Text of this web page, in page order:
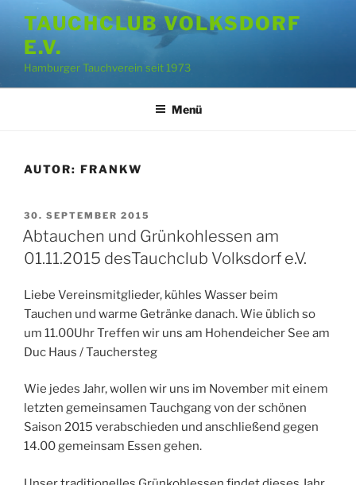
Inhalt
springen
TAUCHCLUB VOLKSDORF
E.V.
Hamburger Tauchverein seit 1973
Menü
AUTOR: FRANKW
VERÖFFENTLICHT
AM
30. SEPTEMBER 2015
Abtauchen und Grünkohlessen am
01.11.2015 desTauchclub Volksdorf e.V.
Liebe Vereinsmitglieder, kühles Wasser beim
Tauchen und warme Getränke danach. Wie üblich so
um 11.00Uhr Treffen wir uns am Hohendeicher See am
Duc Haus / Tauchersteg
Wie jedes Jahr, wollen wir uns im November mit einem
letzten gemeinsamen Tauchgang von der schönen
Saison 2015 verabschieden und anschließend gegen
14.00 gemeinsam Essen gehen.